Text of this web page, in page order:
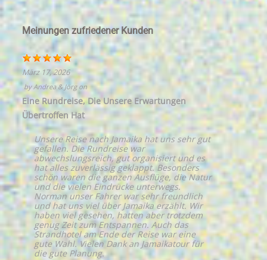
Meinungen zufriedener Kunden
März 17, 2026
byAndrea & Jörgon
Eine Rundreise, Die Unsere Erwartungen
Übertroffen Hat
Unsere Reise nach Jamaika hat uns sehr gut
gefallen. Die Rundreise war
abwechslungsreich, gut organisiert und es
hat alles zuverlässig geklappt. Besonders
schön waren die ganzen Ausflüge, die Natur
und die vielen Eindrücke unterwegs.
Norman unser Fahrer war sehr freundlich
und hat uns viel über Jamaika erzählt. Wir
haben viel gesehen, hatten aber trotzdem
genug Zeit zum Entspannen. Auch das
Strandhotel am Ende der Reise war eine
gute Wahl. Vielen Dank an Jamaikatour für
die gute Planung.